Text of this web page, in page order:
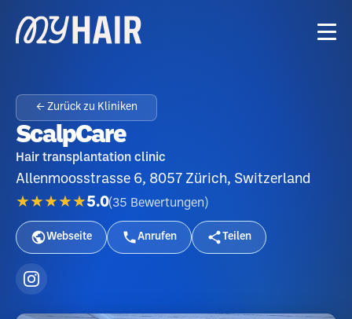
← Zurück zu Kliniken
ScalpCare
Hair transplantation clinic
Allenmoosstrasse 6, 8057 Zürich, Switzerland
★★★★★5.0(35 Bewertungen )
Webseite Anrufen Teilen